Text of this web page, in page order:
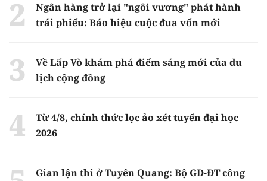
Ngân hàng trở lại "ngôi vương" phát hành
trái phiếu: Báo hiệu cuộc đua vốn mới
Về Lấp Vò khám phá điểm sáng mới của du
lịch cộng đồng
Từ 4/8, chính thức lọc ảo xét tuyển đại học
2026
Gian lận thi ở Tuyên Quang: Bộ GD-ĐT công